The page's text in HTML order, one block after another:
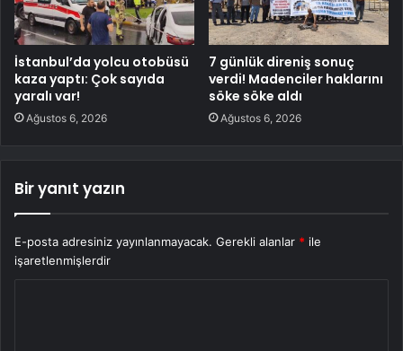
İstanbul’da yolcu otobüsü
kaza yaptı: Çok sayıda
yaralı var!
Ağustos 6, 2026
7 günlük direniş sonuç
verdi! Madenciler haklarını
söke söke aldı
Ağustos 6, 2026
Bir yanıt yazın
E-posta adresiniz yayınlanmayacak. Gerekli alanlar * ile
işaretlenmişlerdir